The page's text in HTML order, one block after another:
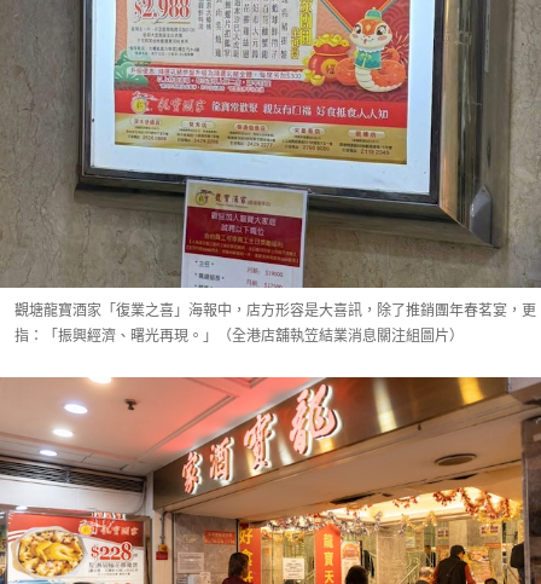
觀塘龍寶酒家「復業之喜」海報中，店方形容是大喜訊，除了推銷團年春茗宴，更
指：「振興經濟、曙光再現。」（全港店舖執笠結業消息關注組圖片）